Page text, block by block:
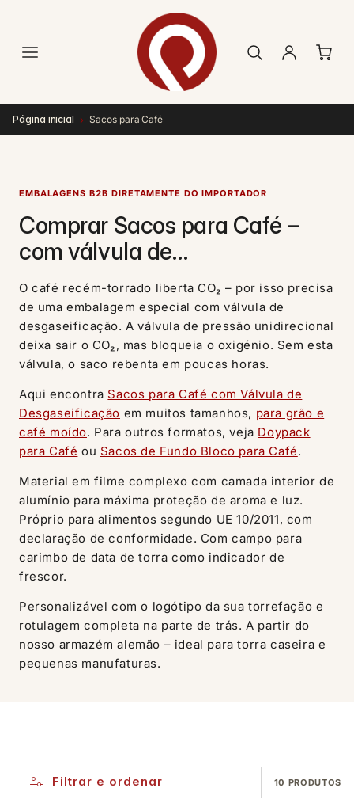
Página inicial › Sacos para Café
EMBALAGENS B2B DIRETAMENTE DO IMPORTADOR
Comprar Sacos para Café –
com válvula de
desgaseificação para
torrefação, café e torra caseira
O café recém-torrado liberta CO₂ – por isso precisa
de uma embalagem especial com válvula de
desgaseificação. A válvula de pressão unidirecional
deixa sair o CO₂, mas bloqueia o oxigénio. Sem esta
válvula, o saco rebenta em poucas horas.
Aqui encontra Sacos para Café com Válvula de
Desgaseificação em muitos tamanhos, para grão e
café moído. Para outros formatos, veja Doypack
para Café ou Sacos de Fundo Bloco para Café.
Material em filme complexo com camada interior de
alumínio para máxima proteção de aroma e luz.
Próprio para alimentos segundo UE 10/2011, com
declaração de conformidade. Com campo para
carimbo de data de torra como indicador de
frescor.
Personalizável com o logótipo da sua torrefação e
rotulagem completa na parte de trás. A partir do
nosso armazém alemão – ideal para torra caseira e
pequenas manufaturas.
Filtrar e ordenar 10 PRODUTOS